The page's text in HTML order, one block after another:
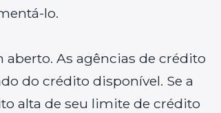
lo.
As agências de crédito
do crédito disponível. Se a
alta de seu limite de crédito